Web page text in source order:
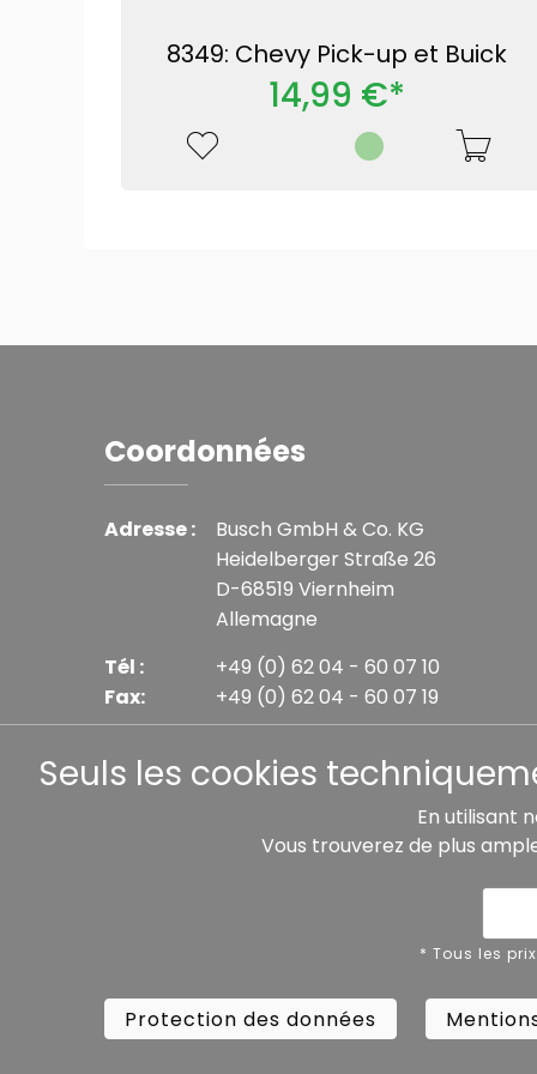
8349: Chevy Pick-up et Buick
14,99 €*
Coordonnées
Adresse :
Busch GmbH & Co. KG
Heidelberger Straße 26
D-68519 Viernheim
Allemagne
Tél :
Fax:
+49 (0) 62 04 - 60 07 10
+49 (0) 62 04 - 60 07 19
Seuls les cookies
En utilisant
Vous trouverez de plus
* Tous les
Protection des données